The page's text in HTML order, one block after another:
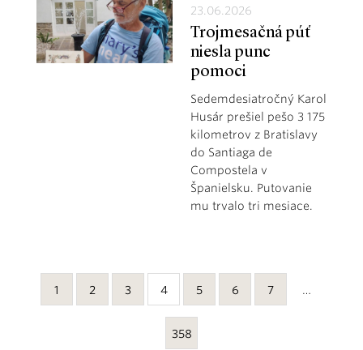
23.06.2026
Trojmesačná púť
niesla punc
pomoci
Sedemdesiatročný Karol
Husár prešiel pešo 3 175
kilometrov z Bratislavy
do Santiaga de
Compostela v
Španielsku. Putovanie
mu trvalo tri mesiace.
1 2 3 4 5 6 7 …
358